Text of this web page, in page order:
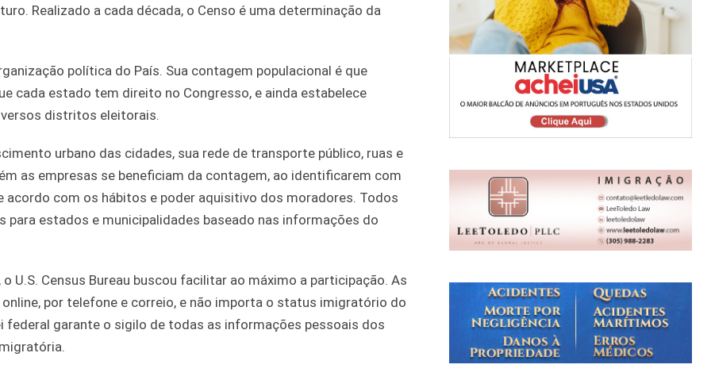
Realizado a cada década, o Censo é uma determinação da
política do País. Sua contagem populacional é que
cada estado tem direito no Congresso, e ainda estabelece
distritos eleitorais.
urbano das cidades, sua rede de transporte público, ruas e
as empresas se beneficiam da contagem, ao identificarem com
acordo com os hábitos e poder aquisitivo dos moradores. Todos
estados e municipalidades baseado nas informações do
U.S. Census Bureau buscou facilitar ao máximo a participação. As
por telefone e correio, e não importa o status imigratório do
federal garante o sigilo de todas as informações pessoais dos